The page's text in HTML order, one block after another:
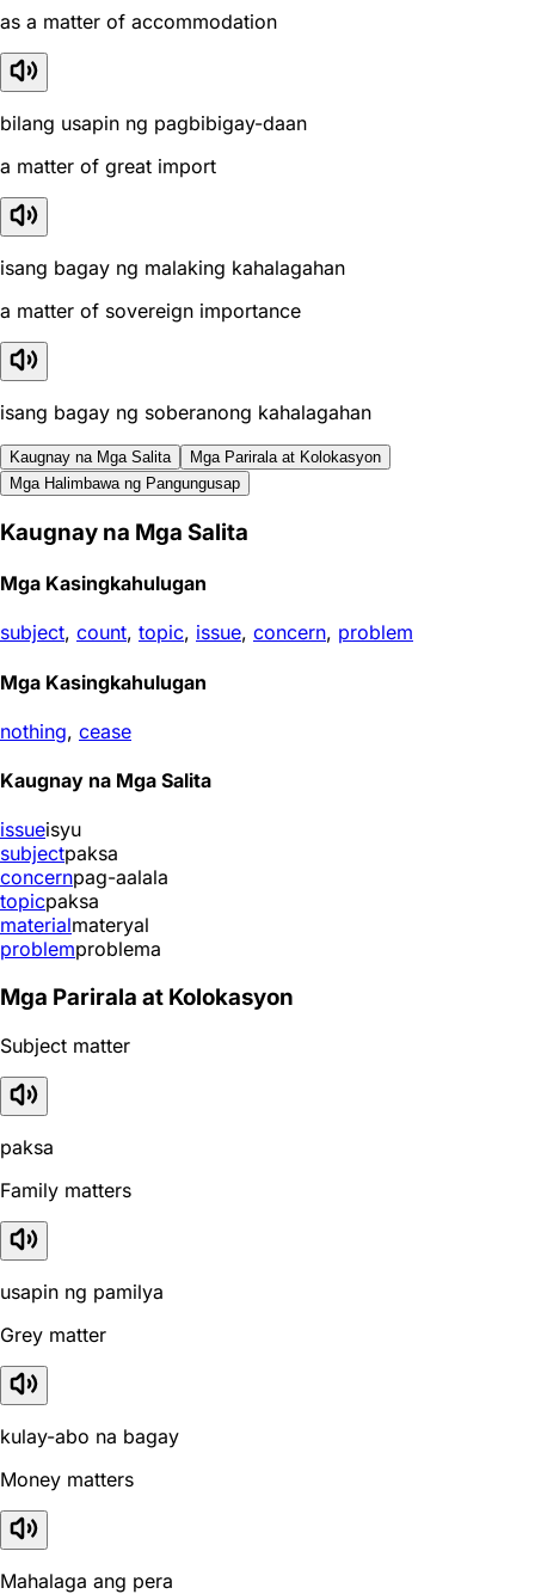
as a matter of accommodation
bilang usapin ng pagbibigay-daan
a matter of great import
isang bagay ng malaking kahalagahan
a matter of sovereign importance
isang bagay ng soberanong kahalagahan
Kaugnay na Mga Salita
Mga Parirala at Kolokasyon
Mga Halimbawa ng Pangungusap
Kaugnay na Mga Salita
Mga Kasingkahulugan
subject, count, topic, issue, concern, problem
Mga Kasingkahulugan
nothing, cease
Kaugnay na Mga Salita
issueisyu
subjectpaksa
concernpag-aalala
topicpaksa
materialmateryal
problemproblema
Mga Parirala at Kolokasyon
Subject matter
paksa
Family matters
usapin ng pamilya
Grey matter
kulay-abo na bagay
Money matters
Mahalaga ang pera